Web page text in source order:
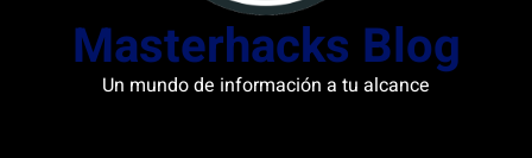
Masterhacks Blog
Un mundo de información a tu alcance